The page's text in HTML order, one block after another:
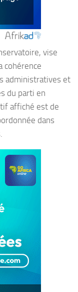
vise
cohérence
administratives et
du parti en
affiché est de
dans